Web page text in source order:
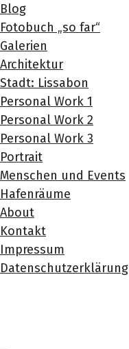
Blog
Fotobuch „so far“
Galerien
Architektur
Stadt: Lissabon
Personal Work 1
Personal Work 2
Personal Work 3
Portrait
Menschen und Events
Hafenräume
About
Kontakt
Impressum
Datenschutzerklärung